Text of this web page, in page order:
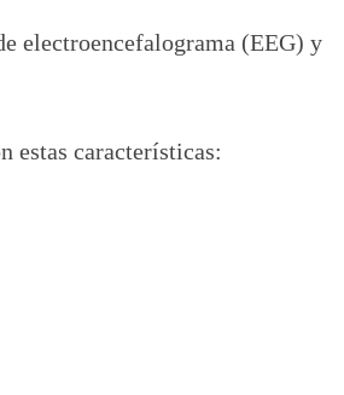
electroencefalograma (EEG) y
estas características: